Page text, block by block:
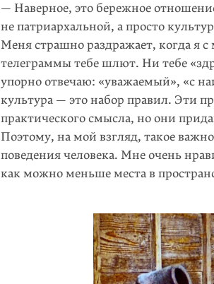
— Наверное, это бережное
не патриархальной, а просто
Меня страшно раздражает, когда я
телеграммы тебе шлют. Ни тебе
упорно отвечаю: «уважаемый», «с
культура — это набор правил. Эти
практического смысла, но они
Поэтому, на мой взгляд, такое
поведения человека. Мне очень
как можно меньше места в